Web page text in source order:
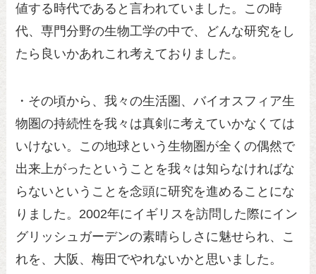
値する時代であると言われていました。この時
代、専門分野の生物工学の中で、どんな研究をし
たら良いかあれこれ考えておりました。
・その頃から、我々の生活圏、バイオスフィア生
物圏の持続性を我々は真剣に考えていかなくては
いけない。この地球という生物圏が全くの偶然で
出来上がったということを我々は知らなければな
らないということを念頭に研究を進めることにな
りました。2002年にイギリスを訪問した際にイン
グリッシュガーデンの素晴らしさに魅せられ、こ
れを、大阪、梅田でやれないかと思いました。